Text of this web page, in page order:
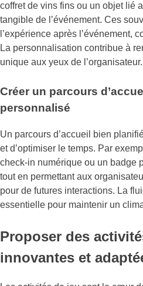
coffret de vins fins ou un objet lié
tangible de l’événement. Ces
l’expérience après l’événement,
La personnalisation contribue à
unique aux yeux de l’organisateur.
Créer un parcours
personnalisé
Un parcours d’accueil bien
et d’optimiser le temps. Par
check-in numérique ou un badge
tout en permettant aux
pour de futures interactions. La
essentielle pour maintenir un
Proposer des
innovantes et